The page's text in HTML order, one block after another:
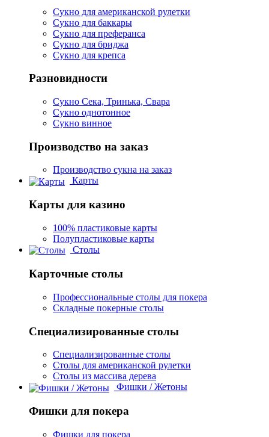
Сукно для американской рулетки
Сукно для баккары
Сукно для преферанса
Сукно для бриджа
Сукно для крепса
Разновидности
Сукно Сека, Тринька, Свара
Сукно однотонное
Сукно винное
Производство на заказ
Производство сукна на заказ
Карты
Карты для казино
100% пластиковые карты
Полупластиковые карты
Столы
Карточные столы
Профессиональные столы для покера
Складные покерные столы
Специализированные столы
Специализированные столы
Столы для американской рулетки
Столы из массива дерева
Фишки / Жетоны
Фишки для покера
Фишки для покера